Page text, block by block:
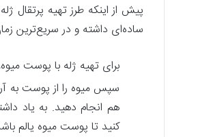
پیش از اینکه طرز تهیه پرتقال
ساده‌ای داشته و در سریع‌ترین
برای تهیه ژله با پوست
سپس میوه را از پوست به
هم انجام دهید. به یاد
کنید تا پوست میوه یالم